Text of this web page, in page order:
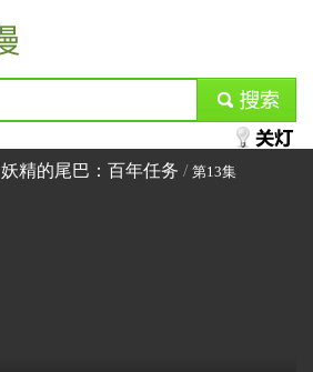
submit
妖精的尾巴：百年任务 / 第13集